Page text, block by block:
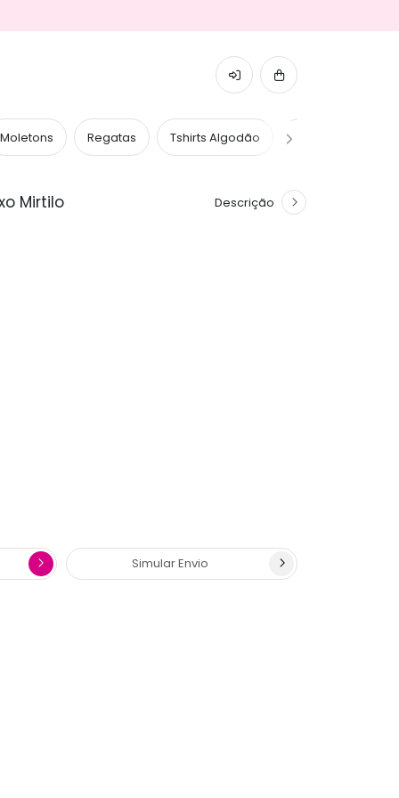
Moletons Regatas Tshirts Algodão
Mirtilo Descrição
Simular Envio